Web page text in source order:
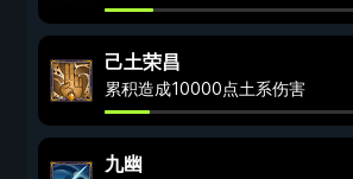
己土荣昌
累积造成10000点土系伤害
九幽